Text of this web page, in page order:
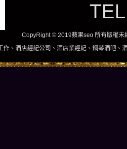
CopyRight © 2019蘋果seo 所有版權未
、酒店業經紀、鋼琴酒吧、酒店小姐、